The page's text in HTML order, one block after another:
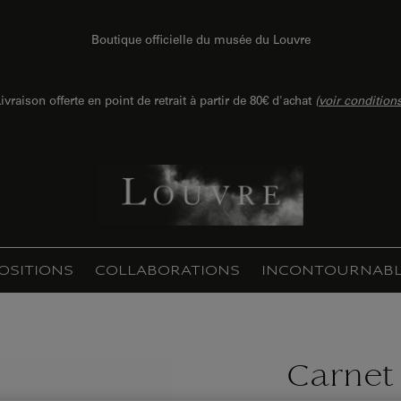
Boutique officielle du musée du Louvre
offerte en point de retrait à partir de 80€ d'achat (voir
COLLABORATIONS
Carnet